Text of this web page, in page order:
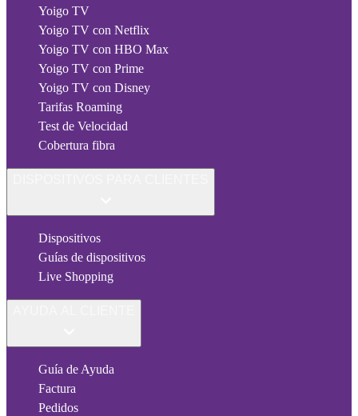
Yoigo TV
Yoigo TV con Netflix
Yoigo TV con HBO Max
Yoigo TV con Prime
Yoigo TV con Disney
Tarifas Roaming
Test de Velocidad
Cobertura fibra
Dispositivos
Guías de dispositivos
Live Shopping
Guía de Ayuda
Factura
Pedidos